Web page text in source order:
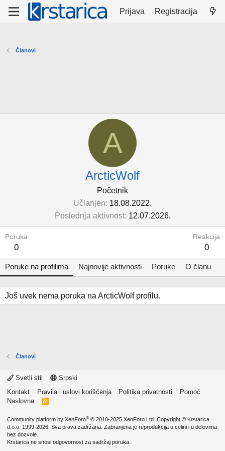
Prijava Registracija
Članovi
A
ArcticWolf
Početnik
Učlanjen 18.08.2022.
Poslednja aktivnost 12.07.2026.
Poruka
0
Reakcija
0
Poruke na profilima Najnovije aktivnosti Poruke O članu
Još uvek nema poruka na ArcticWolf profilu.
Članovi
Svetli stil
Srpski
Kontakt
Pravila i uslovi korišćenja Politika privatnosti
Pomoć
Naslovna
R
Community platform by XenForo® © 2010-2025 XenForo Ltd. Copyright © Krstarica
d.o.o. 1999-2026. Sva prava zadržana. Zabranjena je reprodukcija u celini i u delovima
bez dozvole.
Krstarica ne snosi odgovornost za sadržaj poruka.